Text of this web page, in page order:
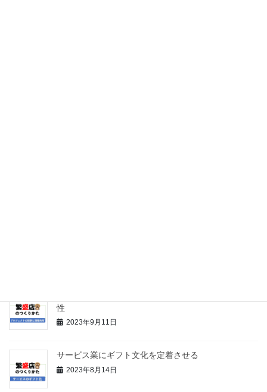
性
2023年9月11日
サービス業にギフト文化を定着させる
2023年8月14日